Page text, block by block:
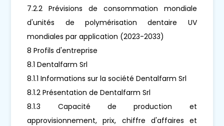
7.2.2 Prévisions de consommation mondiale
d'unités de polymérisation dentaire UV
mondiales par application (2023-2033)
8 Profils d'entreprise
8.1 Dentalfarm Srl
8.1.1 Informations sur la société Dentalfarm Srl
8.1.2 Présentation de Dentalfarm Srl
8.1.3 Capacité de production et
approvisionnement, prix, chiffre d'affaires et